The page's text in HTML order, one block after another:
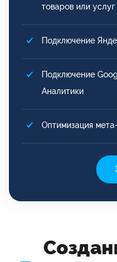
товаров или услуг
Подключение
Подключение
Аналитики
Оптимизация